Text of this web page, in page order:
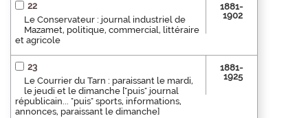
22
Le Conservateur : journal industriel de
Mazamet, politique, commercial, littéraire
et agricole
1881-
1902
23
Le Courrier du Tarn : paraissant le mardi,
le jeudi et le dimanche ["puis" journal
républicain... "puis" sports, informations,
annonces, paraissant le dimanche]
1881-
1925